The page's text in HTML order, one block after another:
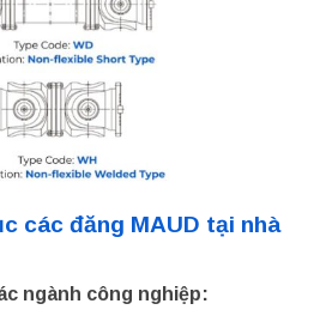
các đăng MAUD tại nhà
ngành công nghiệp: